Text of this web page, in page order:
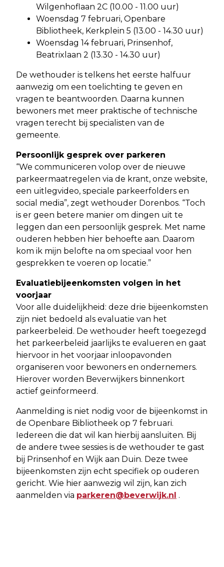
Wilgenhoflaan 2C (10.00 - 11.00 uur)
Woensdag 7 februari, Openbare
Bibliotheek, Kerkplein 5 (13.00 - 14.30 uur)
Woensdag 14 februari, Prinsenhof,
Beatrixlaan 2 (13.30 - 14.30 uur)
De wethouder is telkens het eerste halfuur
aanwezig om een toelichting te geven en
vragen te beantwoorden. Daarna kunnen
bewoners met meer praktische of technische
vragen terecht bij specialisten van de
gemeente.
Persoonlijk gesprek over parkeren
“We communiceren volop over de nieuwe
parkeermaatregelen via de krant, onze website,
een uitlegvideo, speciale parkeerfolders en
social media”, zegt wethouder Dorenbos. “Toch
is er geen betere manier om dingen uit te
leggen dan een persoonlijk gesprek. Met name
ouderen hebben hier behoefte aan. Daarom
kom ik mijn belofte na om speciaal voor hen
gesprekken te voeren op locatie.”
Evaluatiebijeenkomsten volgen in het
voorjaar
Voor alle duidelijkheid: deze drie bijeenkomsten
zijn niet bedoeld als evaluatie van het
parkeerbeleid. De wethouder heeft toegezegd
het parkeerbeleid jaarlijks te evalueren en gaat
hiervoor in het voorjaar inloopavonden
organiseren voor bewoners en ondernemers.
Hierover worden Beverwijkers binnenkort
actief geïnformeerd.
Aanmelding is niet nodig voor de bijeenkomst in
de Openbare Bibliotheek op 7 februari.
Iedereen die dat wil kan hierbij aansluiten. Bij
de andere twee sessies is de wethouder te gast
bij Prinsenhof en Wijk aan Duin. Deze twee
bijeenkomsten zijn echt specifiek op ouderen
gericht. Wie hier aanwezig wil zijn, kan zich
aanmelden via parkeren@beverwijk.nl .